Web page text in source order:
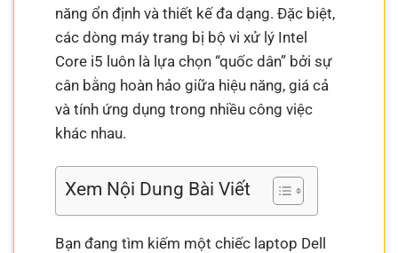
năng ổn định và thiết kế đa dạng. Đặc biệt,
các dòng máy trang bị bộ vi xử lý Intel
Core i5 luôn là lựa chọn “quốc dân” bởi sự
cân bằng hoàn hảo giữa hiệu năng, giá cả
và tính ứng dụng trong nhiều công việc
khác nhau.
Xem Nội Dung Bài Viết
Bạn đang tìm kiếm một chiếc laptop Dell